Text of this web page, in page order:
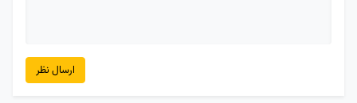
ارسال نظر